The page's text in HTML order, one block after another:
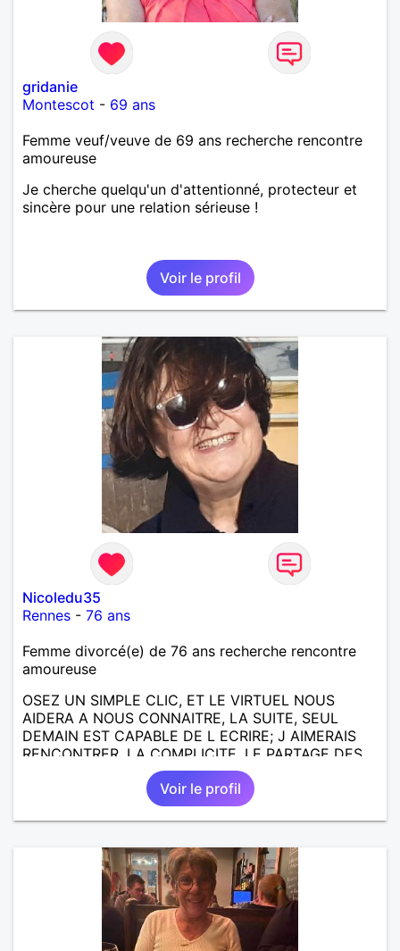
gridanie
Montescot - 69 ans
Femme veuf/veuve de 69 ans recherche rencontre
amoureuse
Je cherche quelqu'un d'attentionné, protecteur et
sincère pour une relation sérieuse !
Voir le profil
Nicoledu35
Rennes - 76 ans
Femme divorcé(e) de 76 ans recherche rencontre
amoureuse
OSEZ UN SIMPLE CLIC, ET LE VIRTUEL NOUS
AIDERA A NOUS CONNAITRE, LA SUITE, SEUL
DEMAIN EST CAPABLE DE L ECRIRE; J AIMERAIS
RENCONTRER, LA COMPLICITE, LE PARTAGE DES
BELLES CHOSES DE LA VIE : BALADES, VOYAGES
EN FRANCE OU AILLEURS. ETRE A L ECOUTE DE L
AUTRE, ET LA VIE SERA PLUS BELLE
ENCORE.....................
Voir le profil